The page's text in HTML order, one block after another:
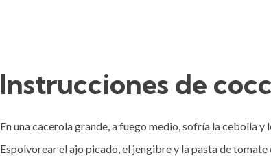
Instrucciones de
En una cacerola grande, a fuego medio, sofría la cebolla
Espolvorear el ajo picado, el jengibre y la pasta de